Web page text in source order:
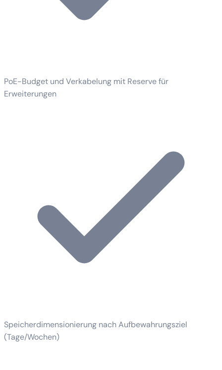
PoE-Budget und Verkabelung mit Reserve für
Erweiterungen
Speicherdimensionierung nach Aufbewahrungsziel
(Tage/Wochen)